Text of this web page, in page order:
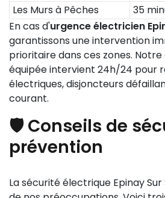
Les Murs à Pêches
35
En cas d'urgence électricien
garantissons une intervention
prioritaire dans ces zones.
équipée intervient 24h/24 pour
électriques, disjoncteurs
courant.
🛡️ Conseils de
prévention
La sécurité électrique Epinay